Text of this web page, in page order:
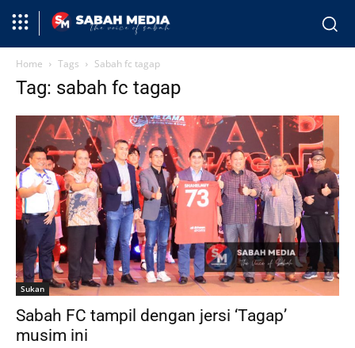
Home Tags Sabah fc tagap
Tag: sabah fc tagap
Sukan
Sabah FC tampil dengan jersi ‘Tagap’
musim ini